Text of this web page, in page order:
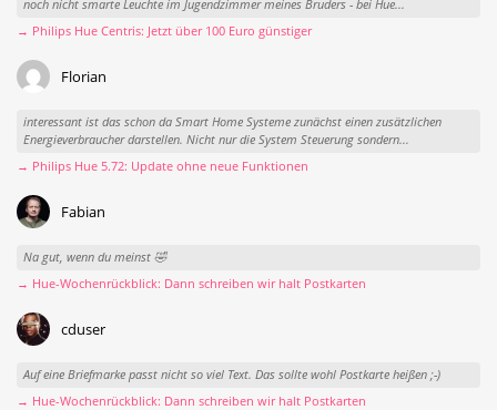
noch nicht smarte Leuchte im Jugendzimmer meines Bruders - bei Hue...
→ Philips Hue Centris: Jetzt über 100 Euro günstiger
Florian
interessant ist das schon da Smart Home Systeme zunächst einen zusätzlichen
Energieverbraucher darstellen. Nicht nur die System Steuerung sondern...
→ Philips Hue 5.72: Update ohne neue Funktionen
Fabian
Na gut, wenn du meinst 🤣
→ Hue-Wochenrückblick: Dann schreiben wir halt Postkarten
cduser
Auf eine Briefmarke passt nicht so viel Text. Das sollte wohl Postkarte heißen ;-)
→ Hue-Wochenrückblick: Dann schreiben wir halt Postkarten